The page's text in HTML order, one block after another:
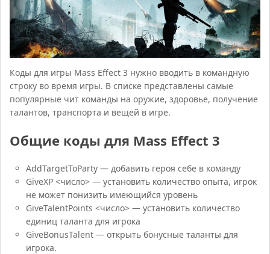
Коды для игры Mass Effect 3 нужно вводить в командную
строку во время игры. В списке представлены самые
популярные чит команды на оружие, здоровье, получение
талантов, транспорта и вещей в игре.
Общие коды для Mass Effect 3
AddTargetToParty — добавить героя себе в команду
GiveXP <число> — установить количество опыта, игрок
не может понизить имеющийся уровень
GiveTalentPoints <число> — установить количество
единиц таланта для игрока
GiveBonusTalent — открыть бонусные таланты для
игрока.